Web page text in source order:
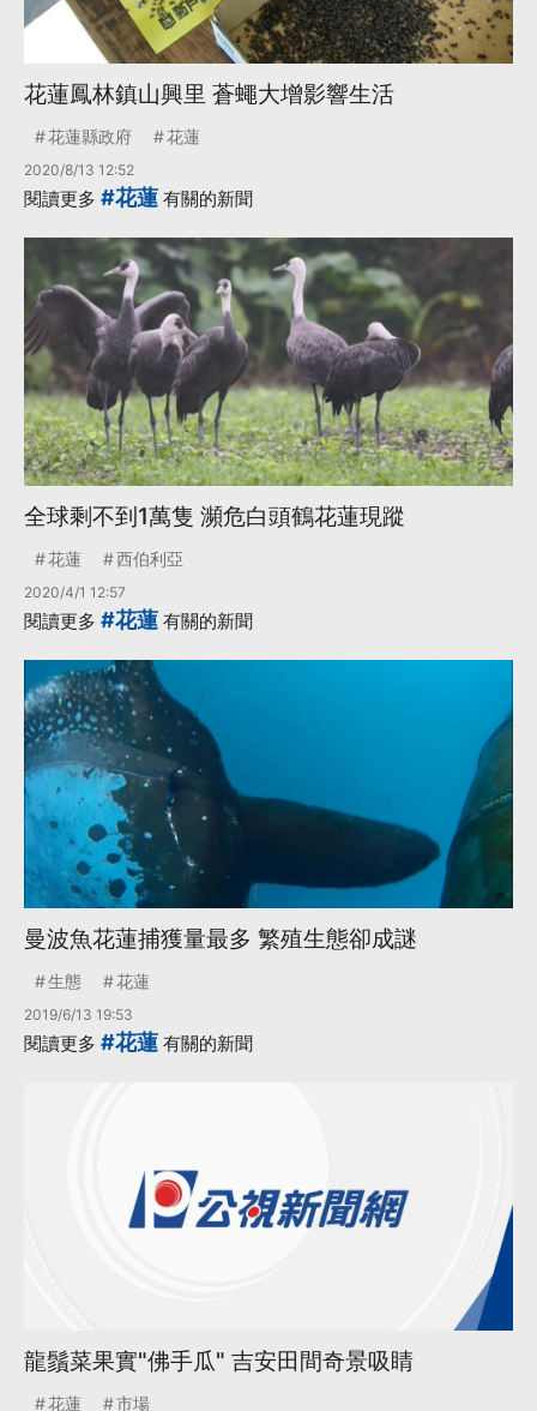
花蓮鳳林鎮山興里 蒼蠅大增影響生活
花蓮縣政府 花蓮
2020/8/13 12:52
閱讀更多 #花蓮 有關的新聞
全球剩不到1萬隻 瀕危白頭鶴花蓮現蹤
花蓮 西伯利亞
2020/4/1 12:57
閱讀更多 #花蓮 有關的新聞
曼波魚花蓮捕獲量最多 繁殖生態卻成謎
生態 花蓮
2019/6/13 19:53
閱讀更多 #花蓮 有關的新聞
龍鬚菜果實"佛手瓜" 吉安田間奇景吸睛
花蓮 市場